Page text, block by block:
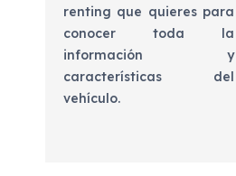
renting que quieres para
conocer toda la
información y
características del
vehículo.